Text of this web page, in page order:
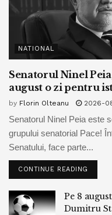
NATIONAL
Senatorul Ninel
august o zi pentru
by Florin Olteanu 2026-
Senatorul Ninel Peia este
grupului senatorial Pace!
Senatului, face parte...
CONTINUE READING
Pe 8
Dumitru